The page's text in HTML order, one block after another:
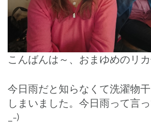
こんばんは～、おまゆめのリ
今日雨だと知らなくて洗濯物
しまいました。今日雨って言
_-)